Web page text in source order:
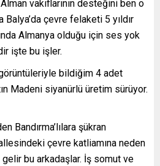
vakıflarının desteğini ben o
Balya’da çevre felaketi 5 yıldır
Almanya olduğu için ses yok
işte bu işler.
bildiğim 4 adet
Madeni siyanürlü üretim sürüyor.
Bandırma’lılara şükran
çevre katliamına neden
bu arkadaşlar. İş somut ve